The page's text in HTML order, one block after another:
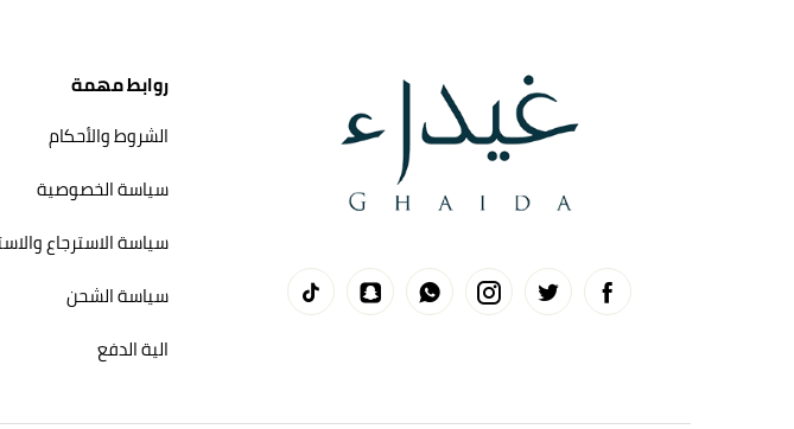
روابط مهمة
الشروط والأحكام
سياسة الخصوصية
سياسة الاسترجاع
سياسة الشحن
الية الدفع